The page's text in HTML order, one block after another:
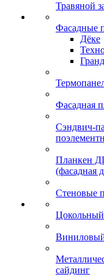
Травяной
Фасадные
Дёке
Гранд
Фасадная
Сэндвич-
Планкен
(фасадная
Стеновые
Цокольный
сайдинг